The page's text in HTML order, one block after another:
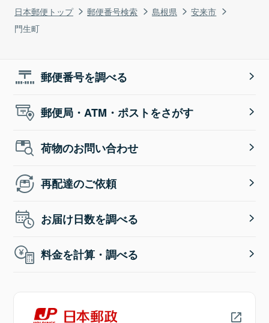
日本郵便トップ 郵便番号検索 島根県
安来市
門生町
郵便番号を調べる
郵便局・ATM・ポストをさがす
荷物のお問い合わせ
再配達のご依頼
お届け日数を調べる
料金を計算・調べる